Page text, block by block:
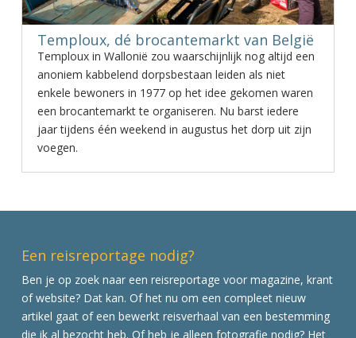
Temploux, dé brocantemarkt van België
Temploux in Wallonië zou waarschijnlijk nog altijd een
anoniem kabbelend dorpsbestaan leiden als niet
enkele bewoners in 1977 op het idee gekomen waren
een brocantemarkt te organiseren. Nu barst iedere
jaar tijdens één weekend in augustus het dorp uit zijn
voegen.
Een reisreportage nodig?
Ben je op zoek naar een reisreportage voor magazine, krant
of website? Dat kan. Of het nu om een compleet nieuw
artikel gaat of een bewerkt reisverhaal van een bestemming
die ik al bezocht heb. Of heb je alleen fotografie nodig? Het